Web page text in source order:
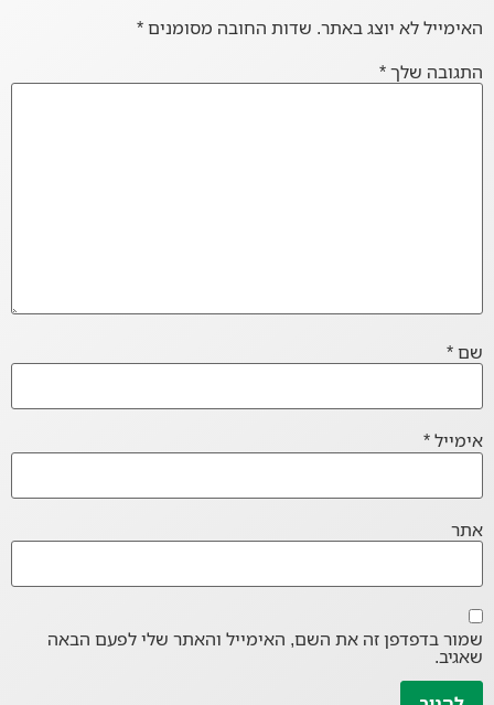
האימייל לא יוצג באתר. שדות החובה מסומנים*
התגובה שלך*
שם*
אימייל*
אתר
שמור בדפדפן זה את השם, האימייל והאתר שלי לפעם הבאה
שאגיב.